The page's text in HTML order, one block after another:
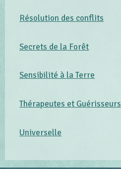
Résolution des conflits
Secrets de la Forêt
Sensibilité à la Terre
Thérapeutes et Guérisseurs
Universelle